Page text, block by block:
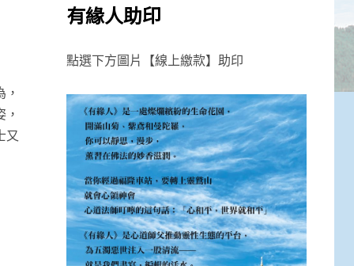
又
有緣人助印
點選下方圖片【線上繳款】助印